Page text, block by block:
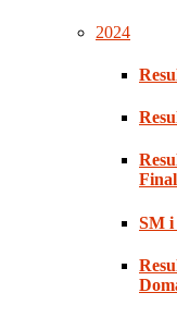
2024
SM i